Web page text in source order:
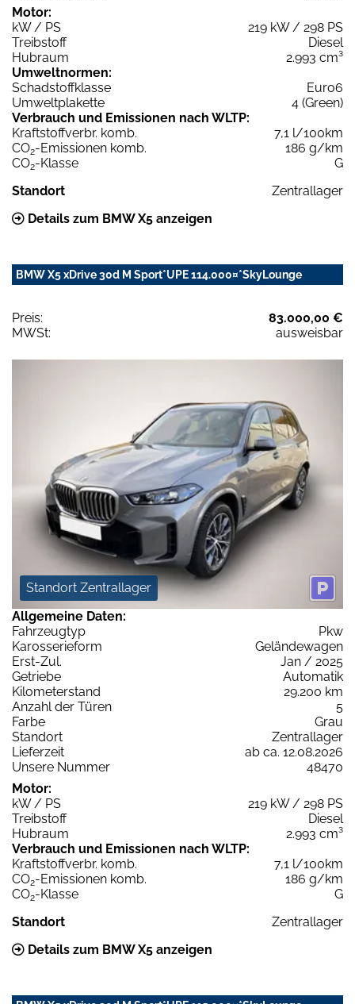
Motor:
kW / PS
219 kW / 298 PS
Treibstoff
Diesel
Hubraum
2.993 cm³
Umweltnormen:
Schadstoffklasse
Euro6
Umweltplakette
4 (Green)
Verbrauch und Emissionen nach WLTP:
Kraftstoffverbr. komb.
7,1 l/100km
CO2-Emissionen komb.
186 g/km
CO2-Klasse
G
Standort
Zentrallager
Details zum BMW X5 anzeigen
BMW X5 xDrive 30d M Sport*UPE 114.000¤*SkyLounge
Preis:
83.000,00 €
MWSt:
ausweisbar
Standort Zentrallager
Allgemeine Daten:
Fahrzeugtyp
Pkw
Karosserieform
Geländewagen
Erst-Zul.
Jan / 2025
Getriebe
Automatik
Kilometerstand
29.200 km
Anzahl der Türen
5
Farbe
Grau
Standort
Zentrallager
Lieferzeit
ab ca. 12.08.2026
Unsere Nummer
48470
Motor:
kW / PS
219 kW / 298 PS
Treibstoff
Diesel
Hubraum
2.993 cm³
Verbrauch und Emissionen nach WLTP:
Kraftstoffverbr. komb.
7,1 l/100km
CO2-Emissionen komb.
186 g/km
CO2-Klasse
G
Standort
Zentrallager
Details zum BMW X5 anzeigen